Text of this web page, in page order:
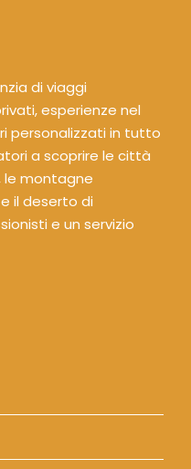
di viaggi
esperienze nel
personalizzati in tutto
a scoprire le città
le montagne
il deserto di
e un servizio